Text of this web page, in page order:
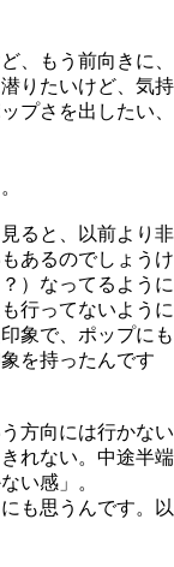
、もう前向きに、
りたいけど、気持
プさを出したい、
ると、以前より非
あるのでしょうけ
）なってるように
行ってないように
象で、ポップにも
を持ったんです
方向には行かない
れない。中途半端
い感」。
も思うんです。以